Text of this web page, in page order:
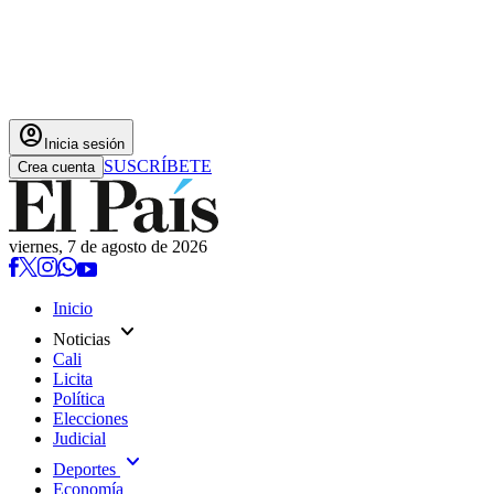
account_circle Inicia sesión
Crea cuenta SUSCRÍBETE
viernes, 7 de agosto de 2026
Inicio
Noticias expand_more
Cali
Licita
Política
Elecciones
Judicial
Deportes expand_more
Economía